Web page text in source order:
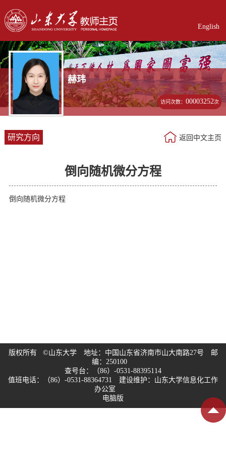
English
赫玮
访问次数：00003252次
研究方向 返回中文主页
倒向随机微分方程
倒向随机微分方程
版权所有 ©山东大学 地址：中国山东省济南市山大南路27号 邮
编：250100
查号台：（86）-0531-88395114
值班电话：（86）-0531-88364731 建设维护：山东大学信息化工作
办公室
电脑版